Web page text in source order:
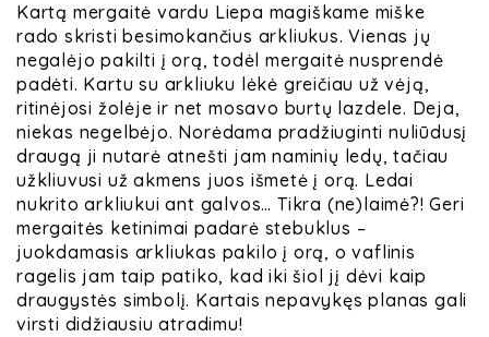
Kartą mergaitė vardu Liepa magiškame miške
rado skristi besimokančius arkliukus. Vienas jų
negalėjo pakilti į orą, todėl mergaitė nusprendė
padėti. Kartu su arkliuku lėkė greičiau už vėją,
ritinėjosi žolėje ir net mosavo burtų lazdele. Deja,
niekas negelbėjo. Norėdama pradžiuginti nuliūdusį
draugą ji nutarė atnešti jam naminių ledų, tačiau
užkliuvusi už akmens juos išmetė į orą. Ledai
nukrito arkliukui ant galvos… Tikra (ne)laimė?! Geri
mergaitės ketinimai padarė stebuklus –
juokdamasis arkliukas pakilo į orą, o vaflinis
ragelis jam taip patiko, kad iki šiol jį dėvi kaip
draugystės simbolį. Kartais nepavykęs planas gali
virsti didžiausiu atradimu!